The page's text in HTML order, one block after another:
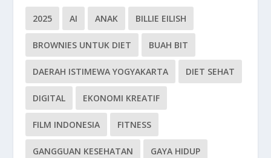
2025 AI ANAK BILLIE EILISH
BROWNIES UNTUK DIET BUAH BIT
DAERAH ISTIMEWA YOGYAKARTA DIET SEHAT
DIGITAL EKONOMI KREATIF
FILM INDONESIA FITNESS
GANGGUAN KESEHATAN GAYA HIDUP